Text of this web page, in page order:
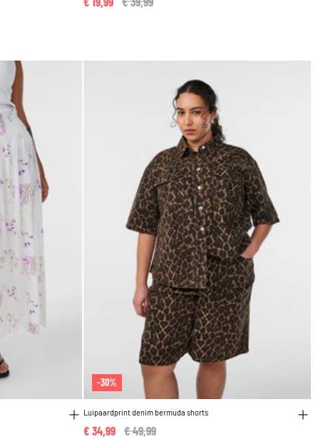
-30%
Luipaardprint denim bermuda shorts
Price reduced from
€ 49,99
€ 34,99